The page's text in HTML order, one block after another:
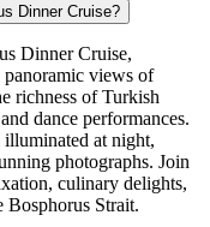
Dinner Cruise?
Dinner Cruise,
views of
richness of Turkish
dance performances.
at night,
photographs. Join
culinary delights,
Bosphorus Strait.